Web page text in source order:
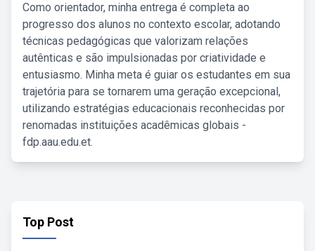
Como orientador, minha entrega é completa ao
progresso dos alunos no contexto escolar, adotando
técnicas pedagógicas que valorizam relações
autênticas e são impulsionadas por criatividade e
entusiasmo. Minha meta é guiar os estudantes em sua
trajetória para se tornarem uma geração excepcional,
utilizando estratégias educacionais reconhecidas por
renomadas instituições acadêmicas globais -
fdp.aau.edu.et.
Top Post